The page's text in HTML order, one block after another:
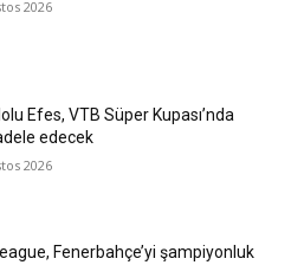
2026
Efes, VTB Süper Kupası’nda
edecek
2026
Fenerbahçe’yi şampiyonluk